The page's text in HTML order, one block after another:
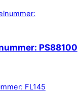
PS88100